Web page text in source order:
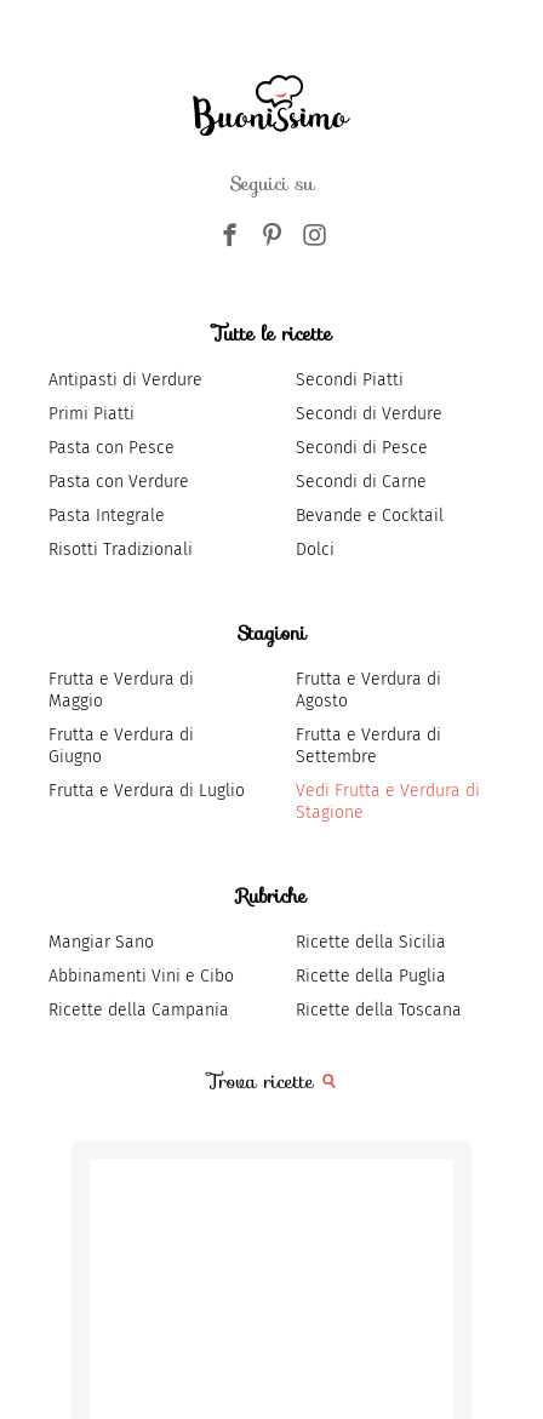
Seguici su
Tutte le ricette
Antipasti di Verdure
Primi Piatti
Pasta con Pesce
Pasta con Verdure
Pasta Integrale
Risotti Tradizionali
Secondi Piatti
Secondi di Verdure
Secondi di Pesce
Secondi di Carne
Bevande e Cocktail
Dolci
Stagioni
Frutta e Verdura di
Maggio
Frutta e Verdura di
Giugno
Frutta e Verdura di Luglio
Frutta e Verdura di
Agosto
Frutta e Verdura di
Settembre
Vedi Frutta e Verdura di
Stagione
Rubriche
Mangiar Sano
Abbinamenti Vini e Cibo
Ricette della Campania
Ricette della Sicilia
Ricette della Puglia
Ricette della Toscana
Trova ricette